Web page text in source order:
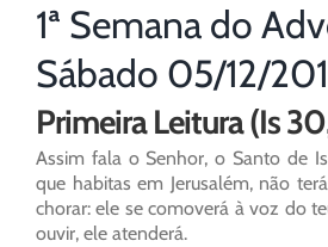
1ª Semana do
Sábado 05/12/
Primeira Leitura (Is
Assim fala o Senhor, o Santo de
que habitas em Jerusalém, não
chorar: ele se comoverá à voz do
ouvir, ele atenderá.